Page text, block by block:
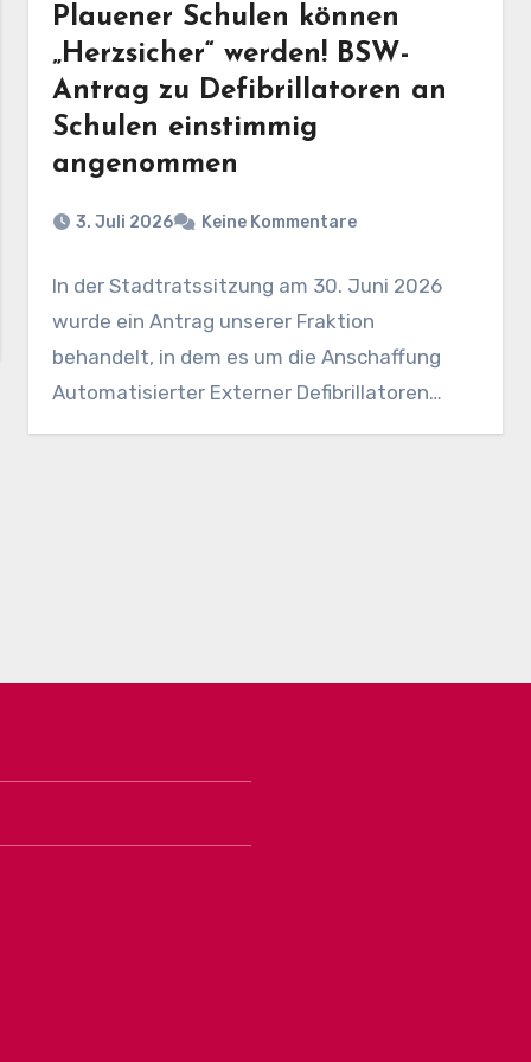
Plauener Schulen können
„Herzsicher“ werden! BSW-
Antrag zu Defibrillatoren an
Schulen einstimmig
angenommen
3. Juli 2026 Keine Kommentare
In der Stadtratssitzung am 30. Juni 2026
wurde ein Antrag unserer Fraktion
behandelt, in dem es um die Anschaffung
Automatisierter Externer Defibrillatoren…